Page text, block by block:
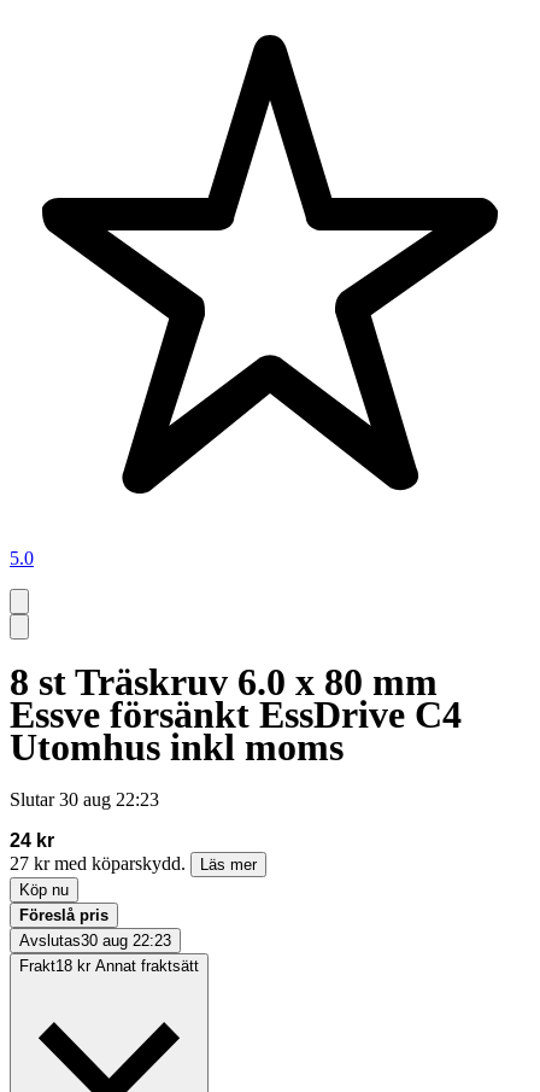
5.0
8 st Träskruv 6.0 x 80 mm
Essve försänkt EssDrive C4
Utomhus inkl moms
Slutar 30 aug 22:23
24 kr
27 kr med köparskydd.
Läs mer
Köp nu
Föreslå pris
Avslutas30 aug 22:23
Frakt18 kr Annat fraktsätt